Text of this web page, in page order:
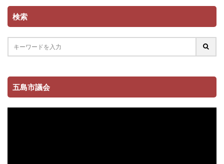
検索
五島市議会
動